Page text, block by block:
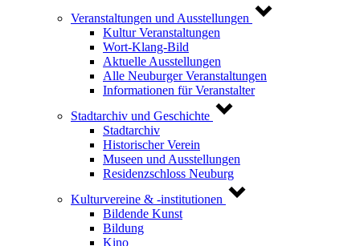
Veranstaltungen und Ausstellungen
Kultur Veranstaltungen
Wort-Klang-Bild
Aktuelle Ausstellungen
Alle Neuburger Veranstaltungen
Informationen für Veranstalter
Stadtarchiv und Geschichte
Stadtarchiv
Historischer Verein
Museen und Ausstellungen
Residenzschloss Neuburg
Kulturvereine & -institutionen
Bildende Kunst
Bildung
Kino